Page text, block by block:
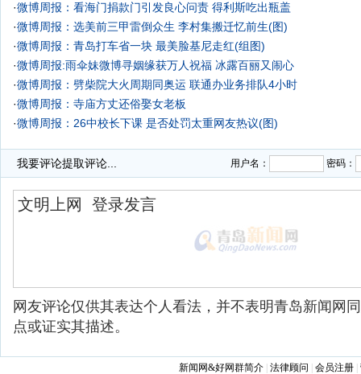
·微博周报：看海门捐款门引发良心问责 得利斯吃出瓶盖
·微博周报：选美前三甲雷倒众生 李村集搬迁忆前生(图)
·微博周报：青岛打车省一块 最美脸基尼走红(组图)
·微博周报:雨伞妹微博寻姻缘获万人祝福 冰露百丽又闹心
·微博周报：劈柴院大火周期同奥运 联通办业务排队4小时
·微博周报：寺庙方丈还俗娶女老板
·微博周报：26中校长下课 是否处罚太重网友热议(图)
我要评论提取评论... 用户名： 密码：
网友评论仅供其表达个人看法，并不表明青岛新闻网
点或证实其描述。